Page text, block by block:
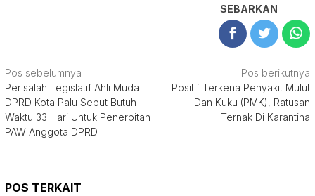
SEBARKAN
Navigasi
pos
Pos sebelumnya
Perisalah Legislatif Ahli Muda
DPRD Kota Palu Sebut Butuh
Waktu 33 Hari Untuk Penerbitan
PAW Anggota DPRD
Pos berikutnya
Positif Terkena Penyakit Mulut
Dan Kuku (PMK), Ratusan
Ternak Di Karantina
POS TERKAIT